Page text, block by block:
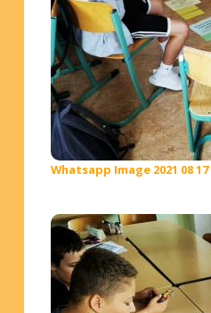
Whatsapp Image 2021 08 17